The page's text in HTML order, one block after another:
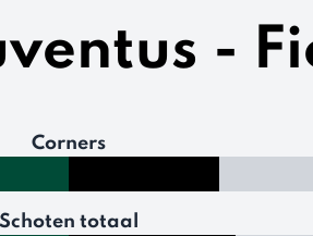
-
Corners
Schoten totaal